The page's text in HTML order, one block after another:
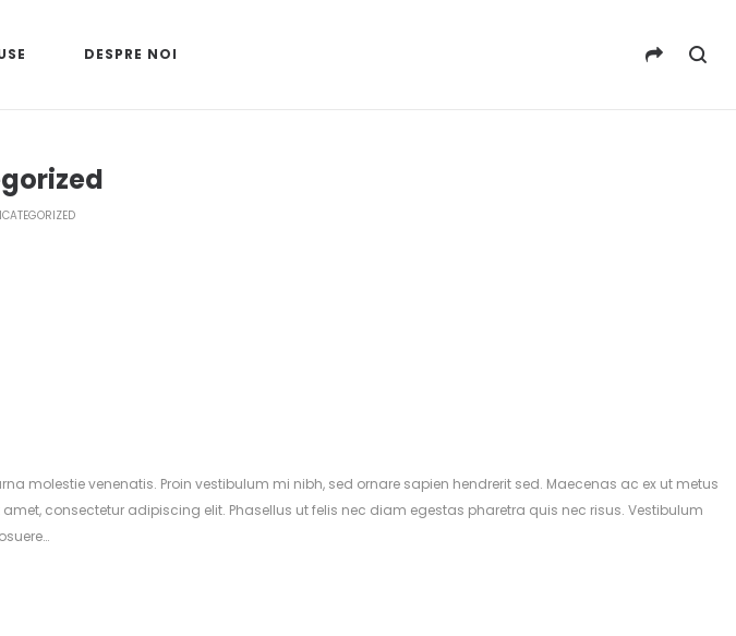
DESPRE NOI
molestie venenatis. Proin vestibulum mi nibh, sed ornare sapien hendrerit sed. Maecenas ac ex ut metus
consectetur adipiscing elit. Phasellus ut felis nec diam egestas pharetra quis nec risus. Vestibulum